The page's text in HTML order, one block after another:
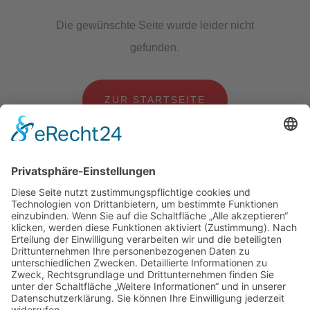
Die gewünschte Seite wurde leider nicht
gefunden.
ZUR STARTSEITE